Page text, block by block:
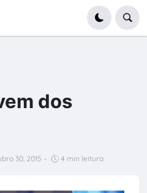
dos
30, 2015 - 4 min leitura